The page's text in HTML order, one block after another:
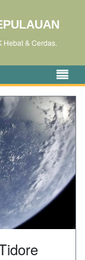
Hebat & Cerdas.